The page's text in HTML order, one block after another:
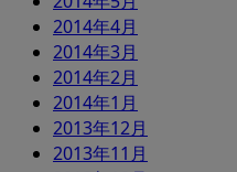
2014年4月
2014年3月
2014年2月
2014年1月
2013年12月
2013年11月